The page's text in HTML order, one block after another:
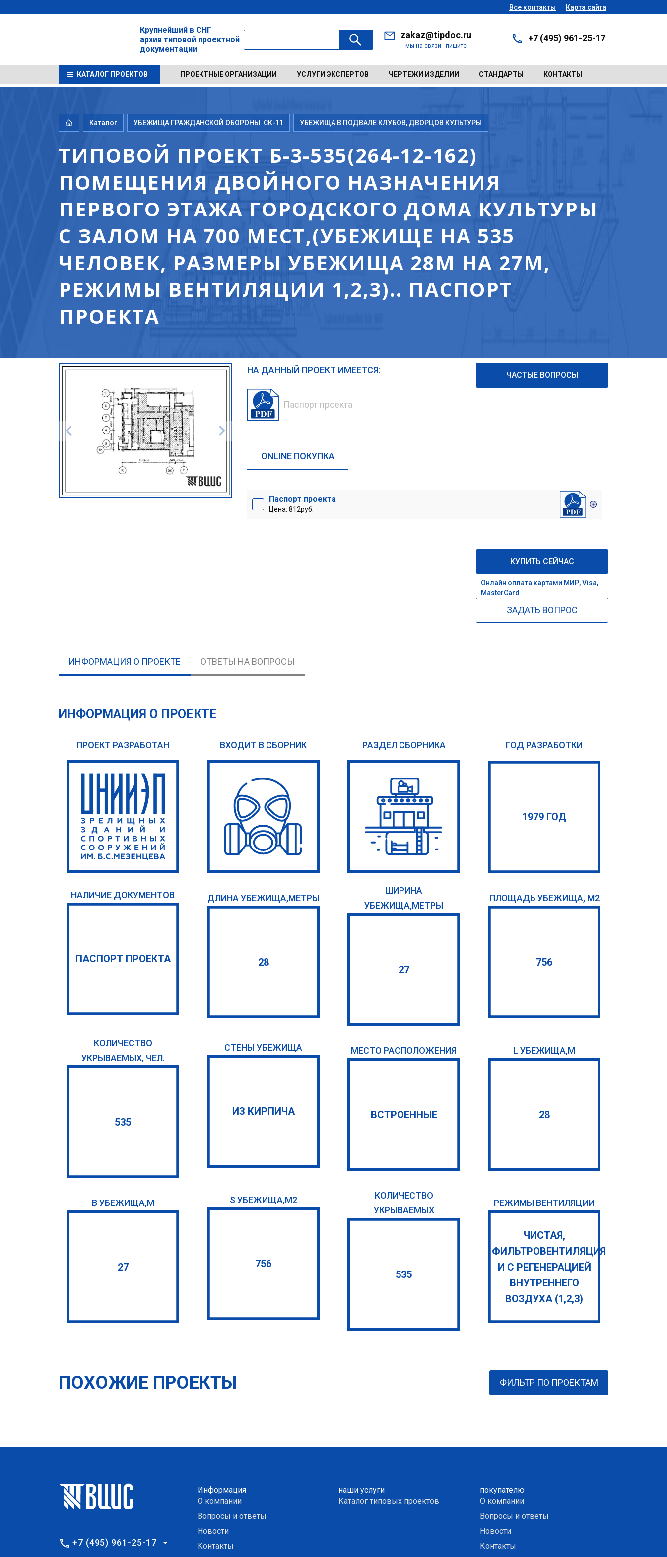
Все контакты Карта сайта
Крупнейший в СНГ
архив типовой проектной
документации
zakaz@tipdoc.ru
мы на связи - пишите
+7 (495) 961-25-17
КАТАЛОГ ПРОЕКТОВ ПРОЕКТНЫЕ ОРГАНИЗАЦИИ УСЛУГИ ЭКСПЕРТОВ ЧЕРТЕЖИ ИЗДЕЛИЙ СТАНДАРТЫ КОНТАКТЫ
Каталог УБЕЖИЩА ГРАЖДАНСКОЙ ОБОРОНЫ. СК-11 УБЕЖИЩА В ПОДВАЛЕ КЛУБОВ, ДВОРЦОВ КУЛЬТУРЫ
ТИПОВОЙ ПРОЕКТ Б-3-535(264-12-162)
ПОМЕЩЕНИЯ ДВОЙНОГО НАЗНАЧЕНИЯ
ПЕРВОГО ЭТАЖА ГОРОДСКОГО ДОМА КУЛЬТУРЫ
С ЗАЛОМ НА 700 МЕСТ,(УБЕЖИЩЕ НА 535
ЧЕЛОВЕК, РАЗМЕРЫ УБЕЖИЩА 28М НА 27М,
РЕЖИМЫ ВЕНТИЛЯЦИИ 1,2,3).. ПАСПОРТ
ПРОЕКТА
НА ДАННЫЙ ПРОЕКТ ИМЕЕТСЯ:
Паспорт проекта
ЧАСТЫЕ ВОПРОСЫ
ONLINE ПОКУПКА
Паспорт проекта
Цена: 812руб.
КУПИТЬ СЕЙЧАС
Онлайн оплата картами МИР, Visa,
MasterCard
ЗАДАТЬ ВОПРОС
ИНФОРМАЦИЯ О ПРОЕКТЕ ОТВЕТЫ НА ВОПРОСЫ
ИНФОРМАЦИЯ О ПРОЕКТЕ
ПРОЕКТ РАЗРАБОТАН ВХОДИТ В СБОРНИК РАЗДЕЛ СБОРНИКА ГОД РАЗРАБОТКИ
1979 ГОД
НАЛИЧИЕ ДОКУМЕНТОВ
ПАСПОРТ ПРОЕКТА
ДЛИНА УБЕЖИЩА,МЕТРЫ
28
ШИРИНА
УБЕЖИЩА,МЕТРЫ
27
ПЛОЩАДЬ УБЕЖИЩА, М2
756
КОЛИЧЕСТВО
УКРЫВАЕМЫХ, ЧЕЛ.
535
СТЕНЫ УБЕЖИЩА
ИЗ КИРПИЧА
МЕСТО РАСПОЛОЖЕНИЯ
ВСТРОЕННЫЕ
L УБЕЖИЩА,М
28
B УБЕЖИЩА,М
27
S УБЕЖИЩА,М2
756
КОЛИЧЕСТВО
УКРЫВАЕМЫХ
535
РЕЖИМЫ ВЕНТИЛЯЦИИ
ЧИСТАЯ,
ФИЛЬТРОВЕНТИЛЯЦИЯ
И С РЕГЕНЕРАЦИЕЙ
ВНУТРЕННЕГО
ВОЗДУХА (1,2,3)
ПОХОЖИЕ ПРОЕКТЫ ФИЛЬТР ПО ПРОЕКТАМ
+7 (495) 961-25-17
Информация
О компании
Вопросы и ответы
Новости
Контакты
наши услуги
Каталог типовых проектов
покупателю
О компании
Вопросы и ответы
Новости
Контакты